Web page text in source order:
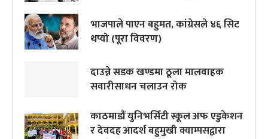
भाजपाले पाएन बहुमत, कांग्रेसले ४६ सिट
थप्यो (पूरा विवरण)
दाउन्ने सडक खण्डमा ठूला मालवाहक
सवारीसाधन चलाउन रोक
काठमाडौं युनिभर्सिटी स्कूल अफ एडुकेशन
र देवदह आदर्श बहुमुखी क्याम्पसद्वारा